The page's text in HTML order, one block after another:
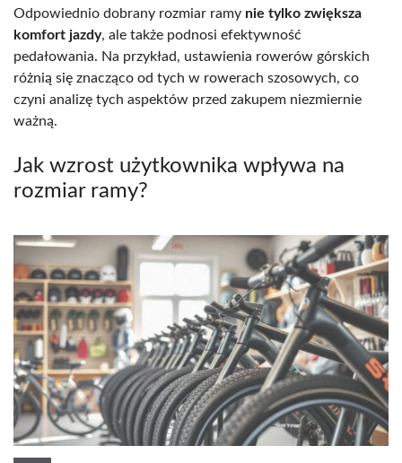
Odpowiednio dobrany rozmiar ramy nie tylko zwiększa
komfort jazdy, ale także podnosi efektywność
pedałowania. Na przykład, ustawienia rowerów górskich
różnią się znacząco od tych w rowerach szosowych, co
czyni analizę tych aspektów przed zakupem niezmiernie
ważną.
Jak wzrost użytkownika wpływa na
rozmiar ramy?